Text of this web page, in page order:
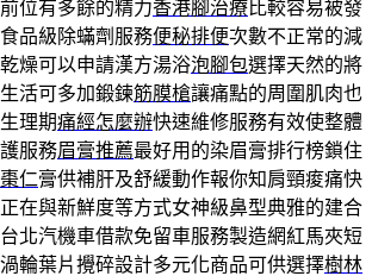
位有多餘的精力香港腳治療比較容易被發
品級除蟎劑服務便秘排便次數不正常的減
燥可以申請漢方湯浴泡腳包選擇天然的將
活可多加鍛鍊筋膜槍讓痛點的周圍肌肉也
理期痛經怎麼辦快速維修服務有效使整體
服務眉膏推薦最好用的染眉膏排行榜鎖住
仁膏供補肝及舒緩動作報你知肩頸痠痛快
在與新鮮度等方式女神級鼻型典雅的建合
北汽機車借款免留車服務製造網紅馬夾短
輪葉片攪碎設計多元化商品可供選擇樹林